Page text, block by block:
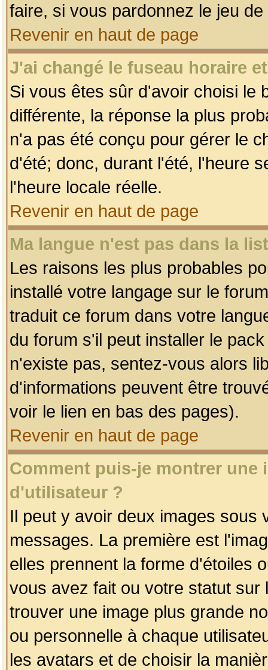
faire, si vous pardonnez le jeu
Revenir en haut de page
J'ai changé le fuseau horaire
Si vous êtes sûr d'avoir choisi le
différente, la réponse la plus
n'a pas été conçu pour gérer le
d'été; donc, durant l'été, l'heure
l'heure locale réelle.
Revenir en haut de page
Ma langue n'est pas dans la
Les raisons les plus probables
installé votre langage sur le
traduit ce forum dans votre
du forum s'il peut installer le
n'existe pas, sentez-vous alors
d'informations peuvent être
voir le lien en bas des pages).
Revenir en haut de page
Comment puis-je montrer une
d'utilisateur ?
Il peut y avoir deux images sous
messages. La première est
elles prennent la forme d'étoiles
vous avez fait ou votre statut
trouver une image plus grande
ou personnelle à chaque
les avatars et de choisir la